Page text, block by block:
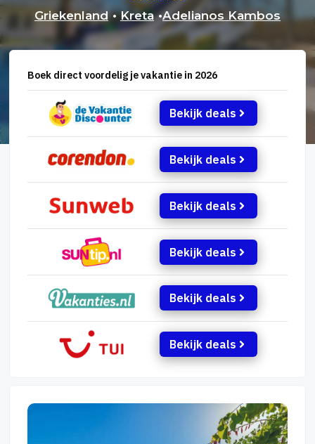
Griekenland •Kreta •Adelianos Kambos
Boek direct voordelig je vakantie in 2026
Bekijk deals
Bekijk deals
Bekijk deals
Bekijk deals
Bekijk deals
Bekijk deals